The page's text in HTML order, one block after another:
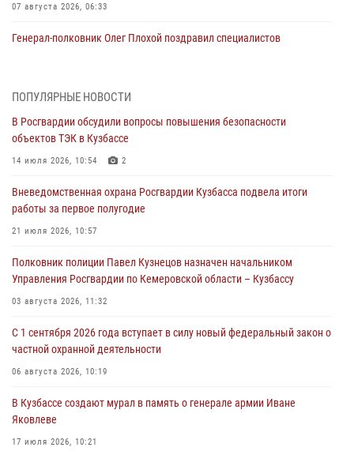
07 августа 2026, 06:33
Генерал-полковник Олег Плохой поздравил специалистов
07 августа 2026, 05:32
С 1 сентября 2026 года вступает в силу новый федеральный закон о
частной охранной деятельности
06 августа 2026, 10:19
Росгвардейцы задержали предполагаемого виновника причинения
ножевого ранения кемеровчанину
06 августа 2026, 09:18
Росгвардейцы задержали мужчину, повредившего имущество
горожанки
06 августа 2026, 08:17
Росгвардейцы пресекли противоправные действия и защитили
новокузнечанку от агрессивного знакомого
06 августа 2026, 07:16
ПОПУЛЯРНЫЕ НОВОСТИ
В Росгвардии обсудили вопросы повышения безопасности
объектов ТЭК в Кузбассе
14 июля 2026, 10:54 2
Вневедомственная охрана Росгвардии Кузбасса подвела итоги
работы за первое полугодие
21 июля 2026, 10:57
Полковник полиции Павел Кузнецов назначен начальником
Управления Росгвардии по Кемеровской области – Кузбассу
03 августа 2026, 11:32
С 1 сентября 2026 года вступает в силу новый федеральный закон о
частной охранной деятельности
06 августа 2026, 10:19
В Кузбассе создают мурал в память о генерале армии Иване
Яковлеве
17 июля 2026, 10:21